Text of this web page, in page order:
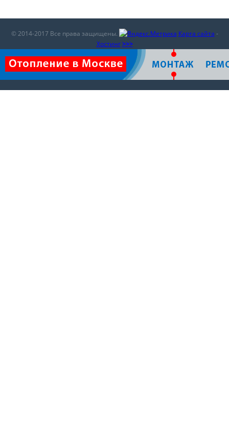
© 2014-2017 Все права защищены. Карта сайта -
Хостинг >>>